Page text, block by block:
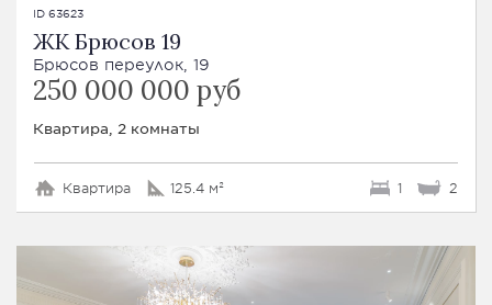
ID 63623
ЖК Брюсов 19
Брюсов переулок, 19
250 000 000 руб
Квартира, 2 комнаты
Квартира 125.4 м² 1 2